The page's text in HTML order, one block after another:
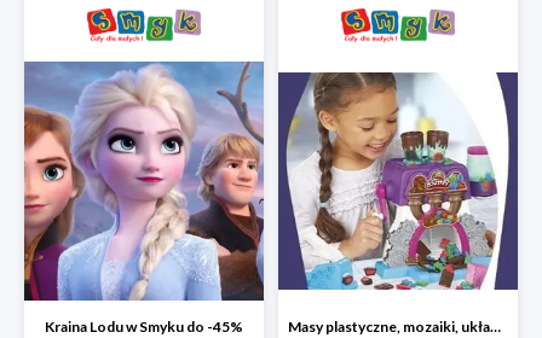
Kraina Lodu w Smyku do -45% Masy plastyczne, mozaiki, układanki do -45%